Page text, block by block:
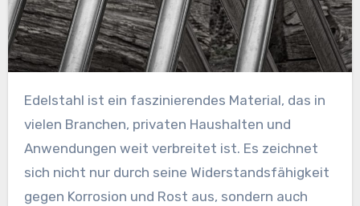
Edelstahl ist ein faszinierendes Material, das in
vielen Branchen, privaten Haushalten und
Anwendungen weit verbreitet ist. Es zeichnet
sich nicht nur durch seine Widerstandsfähigkeit
gegen Korrosion und Rost aus, sondern auch